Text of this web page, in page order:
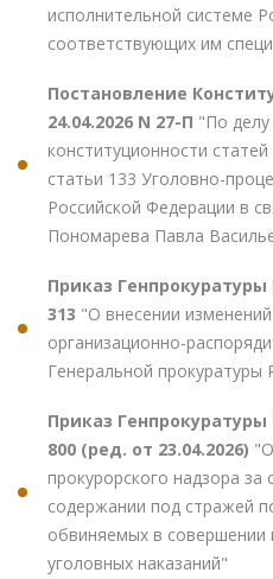
исполнительной системе
соответствующих им
Постановление
24.04.2026 N 27-П "По
конституционности
статьи 133 Уголовно-
Российской Федерации в
Пономарева Павла
Приказ Генпрокуратуры
313 "О внесении
организационно-
Генеральной прокуратуры
Приказ Генпрокуратуры
800 (ред. от 23.04.2026)
прокурорского надзора
содержании под стражей
обвиняемых в совершении
уголовных наказаний"